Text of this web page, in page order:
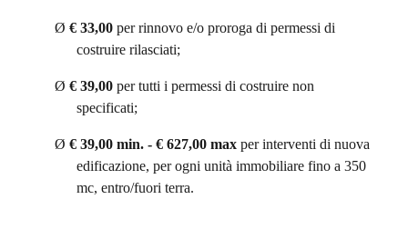
Ø € 33,00 per rinnovo e/o proroga di permessi di
costruire rilasciati;
Ø € 39,00 per tutti i permessi di costruire non
specificati;
Ø € 39,00 min. - € 627,00 max per interventi di nuova
edificazione, per ogni unità immobiliare fino a 350
mc, entro/fuori terra.